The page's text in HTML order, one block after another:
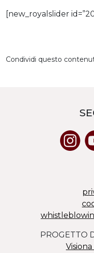
[new_royalslider
Condividi questo
PROGETTO